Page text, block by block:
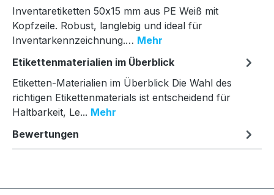
Inventaretiketten 50x15 mm aus PE Weiß mit
Kopfzeile. Robust, langlebig und ideal für
Inventarkennzeichnung.… Mehr
Etikettenmaterialien im Überblick
Etiketten-Materialien im Überblick Die Wahl des
richtigen Etikettenmaterials ist entscheidend für
Haltbarkeit, Le... Mehr
Bewertungen